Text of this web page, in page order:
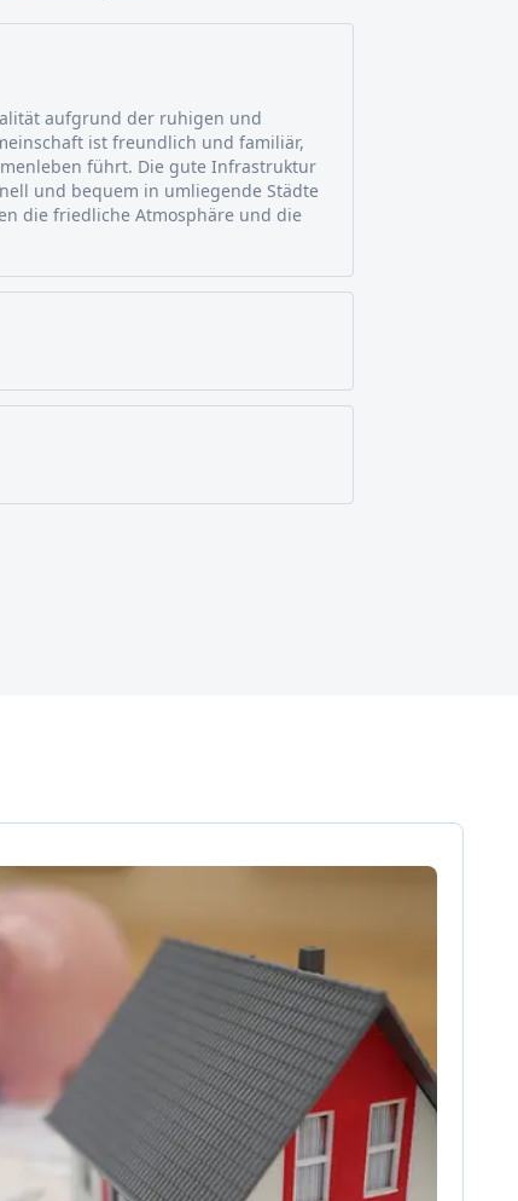
aufgrund der ruhigen und
ist freundlich und familiär,
führt. Die gute Infrastruktur
und bequem in umliegende Städte
die friedliche Atmosphäre und die